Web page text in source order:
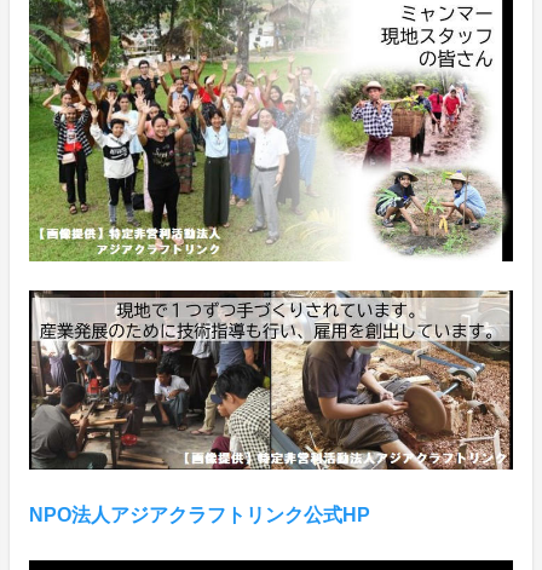
NPO法人アジアクラフトリンク公式HP